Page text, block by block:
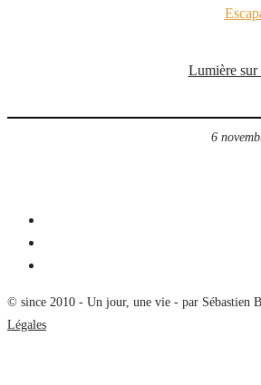
Lumière sur
6
© since 2010 - Un jour, une vie - par Sébastien
Légales